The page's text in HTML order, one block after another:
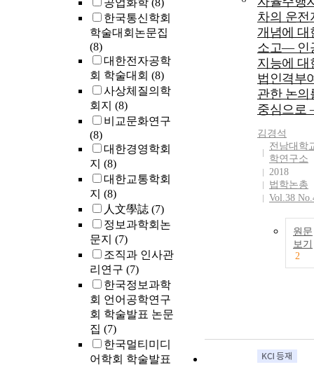
공업화학 (8)
한국통신학회
학술대회논문집
(8)
대한전자공학
회 학술대회 (8)
사상체질의학
회지 (8)
비교문화연구
(8)
대한경영학회
지 (8)
대한교통학회
지 (8)
人文學誌 (7)
정보과학회논
문지 (7)
조직과 인사관
리연구 (7)
한국정보과학
회 언어공학연구
회 학술발표 논문
집 (7)
한국멀티미디
어학회 학술발표
차의 운전
개념에 대
소고― 인
지능에 대
법인격부
관한 논의
중심으로
김경석
전남대학
학연구소
2018
법학논총
Vol.38
원문
보기
2